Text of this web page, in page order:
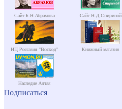
Сайт Б.Н.Абрамова Сайт Н.Д.Спириной
ИЦ Россазия "Восход" Книжный магазин
Наследие Алтая
Подписаться